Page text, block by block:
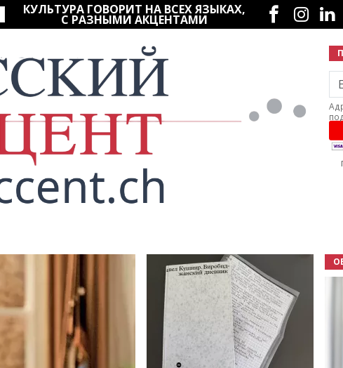
КУЛЬТУРА ГОВОРИТ НА ВСЕХ ЯЗЫКАХ,
С РАЗНЫМИ АКЦЕНТАМИ
Социальные сети